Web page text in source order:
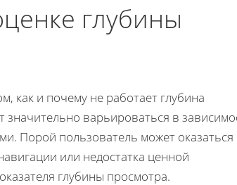
глубины
как и почему не работает глубина
варьироваться в
Порой пользователь может оказаться
или недостатка ценной
глубины просмотра.